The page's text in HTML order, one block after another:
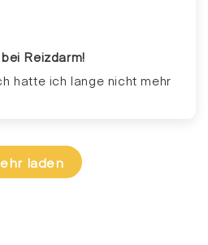
Reizdarm!
hatte ich lange nicht mehr
laden